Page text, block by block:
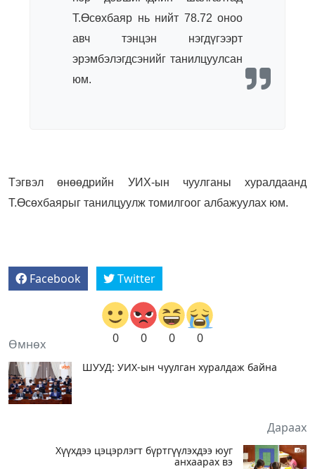
Т.Өсөхбаяр нь нийт 78.72 оноо
авч тэнцэн нэгдүгээрт
эрэмбэлэгдсэнийг танилцуулсан
юм.
Тэгвэл өнөөдрийн УИХ-ын чуулганы хуралдаанд
Т.Өсөхбаярыг танилцуулж томилгоог албажуулах юм.
Facebook Twitter
0 0 0 0
Өмнөх
ШУУД: УИХ-ын чуулган хуралдаж байна
Дараах
Хүүхдээ цэцэрлэгт бүртгүүлэхдээ юуг
анхаарах вэ